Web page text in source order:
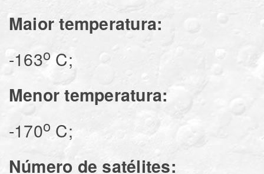
Maior temperatura:
-163o C;
Menor temperatura:
-170o C;
Número de satélites: